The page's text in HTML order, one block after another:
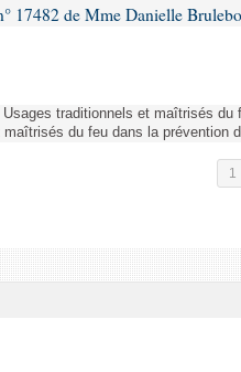
17482 de Mme Danielle
traditionnels et maîtrisés
du feu dans la prévention
1